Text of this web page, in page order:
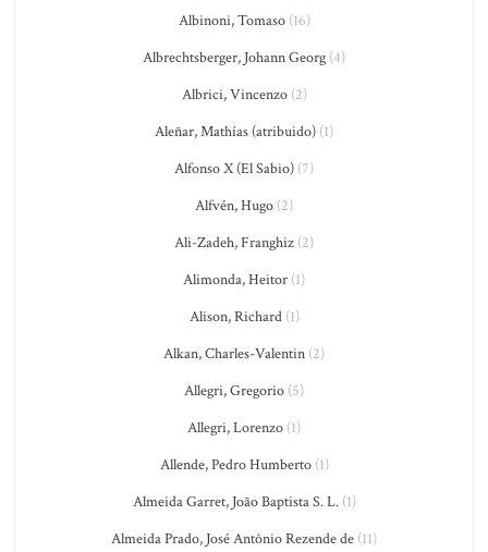
Albinoni, Tomaso(16)
Albrechtsberger, Johann Georg (4)
Albrici, Vincenzo(2)
Aleñar, Mathías (atribuido) (1)
Alfonso X (El Sabio) (7)
Alfvén, Hugo (2)
Ali-Zadeh, Franghiz (2)
Alimonda, Heitor (1)
Alison, Richard(1)
Alkan, Charles-Valentin (2)
Allegri, Gregorio (5)
Allegri, Lorenzo (1)
Allende, Pedro Humberto(1)
Almeida Garret, João Baptista S. L.(1)
Almeida Prado, José Antônio Rezende de (11)